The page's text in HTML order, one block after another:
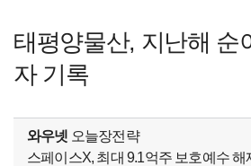
태평양물산, 지난해 순
자 기록
와우넷 오늘장전략
스페이스X, 최대 9.1억주 보호예수 해